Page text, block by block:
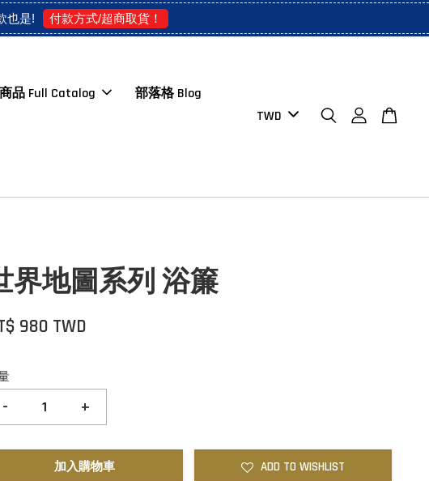
也是! 付款方式/超商取貨！
品 Full Catalog 部落格 Blog
界地圖系列 浴簾
980 TWD
- +
加入購物車 ADD TO WISHLIST